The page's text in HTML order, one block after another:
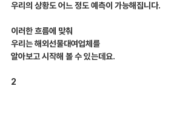
우리의 상황도 어느 정도 예측이 가능해집니다.
이러한 흐름에 맞춰
우리는 해외선물대여업체를
알아보고 시작해 볼 수 있는데요.
2